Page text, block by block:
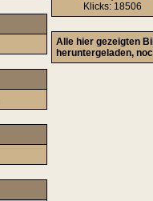
Klicks: 18506
Alle hier gezeigten
heruntergeladen,